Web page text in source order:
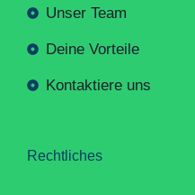
Unser Team
Deine Vorteile
Kontaktiere uns
Rechtliches